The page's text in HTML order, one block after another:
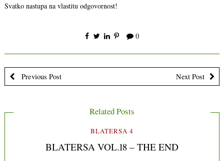
Svatko nastupa na vlastitu odgovornost!
0
Previous Post Next Post
Related Posts
BLATERSA 4
BLATERSA VOL.18 – THE END